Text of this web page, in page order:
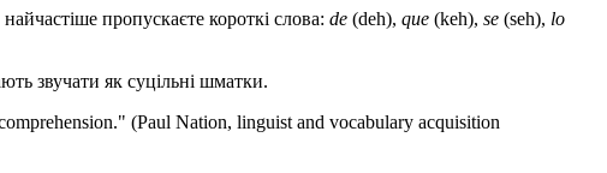
пропускаєте короткі слова: de (deh), que (keh), se (seh), lo
звучати як суцільні шматки.
(Paul Nation, linguist and vocabulary acquisition